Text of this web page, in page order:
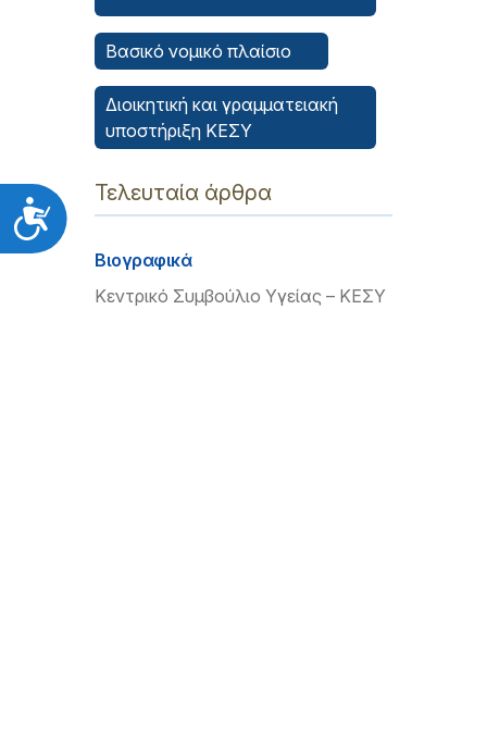
Προσιτότητα
Βασικό νομικό πλαίσιο
Διοικητική και γραμματειακή
υποστήριξη ΚΕΣΥ
Τελευταία άρθρα
Βιογραφικά
Κεντρικό Συμβούλιο Υγείας – ΚΕΣΥ